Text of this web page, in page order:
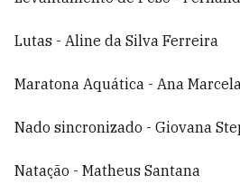
Lutas - Aline da Silva Ferreira
Maratona Aquática - Ana
Nado sincronizado - Giovana
Natação - Matheus Santana